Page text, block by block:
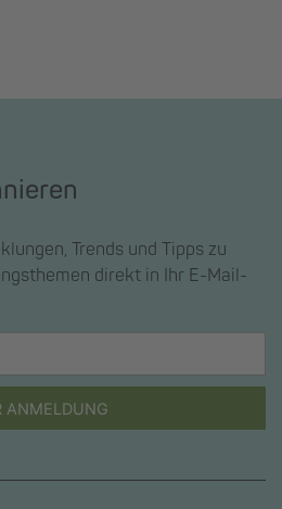
Trends und Tipps zu
direkt in Ihr E-Mail-
ANMELDUNG